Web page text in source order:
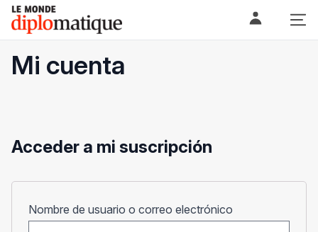
Skip
content
Le monde diplomatique
Mi cuenta
Acceder a mi suscripción
Nombre de usuario o correo electrónico